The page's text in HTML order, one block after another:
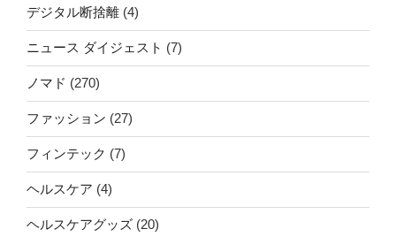
デジタル断捨離 (4)
ニュース ダイジェスト (7)
ノマド (270)
ファッション (27)
フィンテック (7)
ヘルスケア (4)
ヘルスケアグッズ (20)